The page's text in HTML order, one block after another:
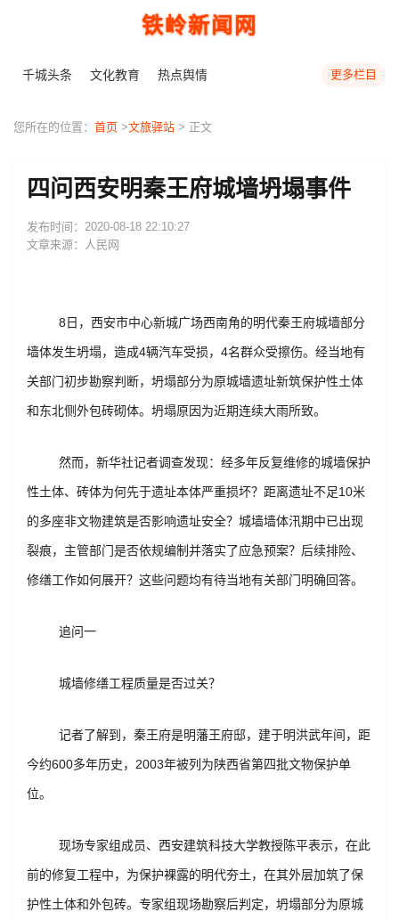
铁岭新闻网
千城头条 文化教育 热点舆情 更多栏目
您所在的位置： 首页 >文旅驿站 > 正文
四问西安明秦王府城墙坍塌事件
发布时间：2020-08-18 22:10:27
文章来源：人民网
8日，西安市中心新城广场西南角的明代秦王府城墙部分
墙体发生坍塌，造成4辆汽车受损，4名群众受擦伤。经当地有
关部门初步勘察判断，坍塌部分为原城墙遗址新筑保护性土体
和东北侧外包砖砌体。坍塌原因为近期连续大雨所致。
然而，新华社记者调查发现：经多年反复维修的城墙保护
性土体、砖体为何先于遗址本体严重损坏？距离遗址不足10米
的多座非文物建筑是否影响遗址安全？城墙墙体汛期中已出现
裂痕，主管部门是否依规编制并落实了应急预案？后续排险、
修缮工作如何展开？这些问题均有待当地有关部门明确回答。
追问一
城墙修缮工程质量是否过关？
记者了解到，秦王府是明藩王府邸，建于明洪武年间，距
今约600多年历史，2003年被列为陕西省第四批文物保护单
位。
现场专家组成员、西安建筑科技大学教授陈平表示，在此
前的修复工程中，为保护裸露的明代夯土，在其外层加筑了保
护性土体和外包砖。专家组现场勘察后判定，坍塌部分为原城